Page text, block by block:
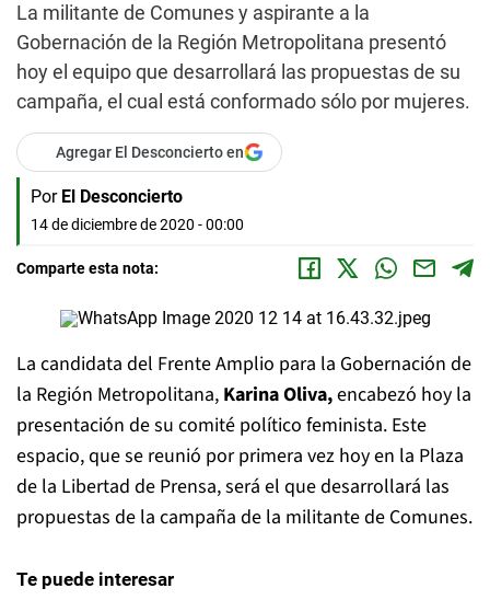
La militante de Comunes y aspirante a la
Gobernación de la Región Metropolitana presentó
hoy el equipo que desarrollará las propuestas de su
campaña, el cual está conformado sólo por mujeres.
Agregar El Desconcierto en
Por El Desconcierto
14 de diciembre de 2020 - 00:00
Comparte esta nota:
La candidata del Frente Amplio para la Gobernación de
la Región Metropolitana, Karina Oliva,encabezó hoy la
presentación de su comité político feminista. Este
espacio, que se reunió por primera vez hoy en la Plaza
de la Libertad de Prensa, será el que desarrollará las
propuestas de la campaña de la militante de Comunes.
Te puede interesar